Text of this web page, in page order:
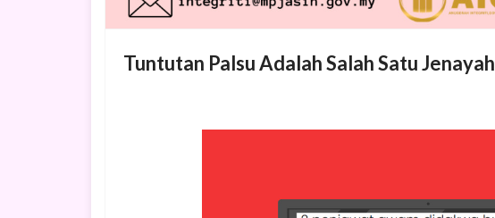
Tuntutan Palsu Adalah Salah Satu Jenayah